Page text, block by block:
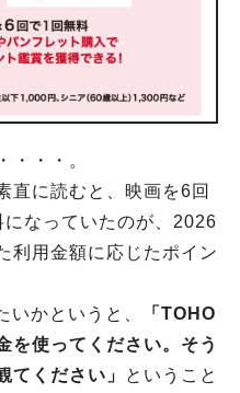
・・・。
直に読むと、映画を6回
なっていたのが、2026
利用金額に応じたポイン
かというと、
「TOHO
を使ってください。そう
てください」
ということ